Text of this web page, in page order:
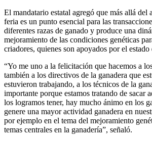
El mandatario estatal agregó que más allá del
feria es un punto esencial para las
diferentes razas de ganado y produce una
mejoramiento de las condiciones genéticas
criadores, quienes son apoyados por el estado
“Yo me uno a la felicitación que hacemos a
también a los directivos de la ganadera que
estuvieron trabajando, a los técnicos de la
importante porque estamos tratando de sacar
los logramos tener, hay mucho ánimo en los
genere una mayor actividad ganadera en
por ejemplo en el tema del mejoramiento
temas centrales en la ganadería”, señaló.